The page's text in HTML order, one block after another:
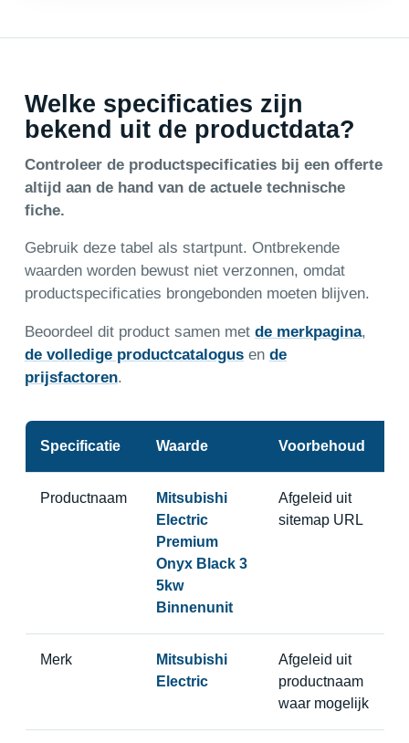
Welke specificaties zijn
bekend uit de productdata?
Controleer de productspecificaties bij een offerte
altijd aan de hand van de actuele technische
fiche.
Gebruik deze tabel als startpunt. Ontbrekende
waarden worden bewust niet verzonnen, omdat
productspecificaties brongebonden moeten blijven.
Beoordeel dit product samen met de merkpagina,
de volledige productcatalogusen de
prijsfactoren.
Specificatie Waarde Voorbehoud
Productnaam
Mitsubishi
Electric
Premium
Onyx Black 3
5kw
Binnenunit
Afgeleid uit
sitemap URL
Merk
Mitsubishi
Electric
Afgeleid uit
productnaam
waar mogelijk